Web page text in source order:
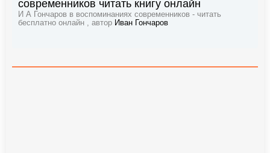
современников читать книгу онлайн
И А Гончаров в воспоминаниях современников - читать
бесплатно онлайн , автор Иван Гончаров